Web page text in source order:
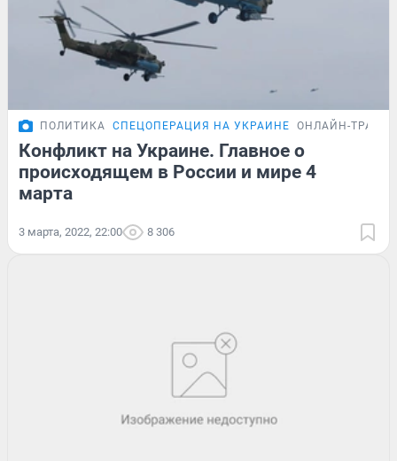
ПОЛИТИКА СПЕЦОПЕРАЦИЯ НА УКРАИНЕ ОНЛАЙН-
Конфликт на Украине. Главное о
происходящем в России и мире 4
марта
3 марта, 2022, 22:00 8 306